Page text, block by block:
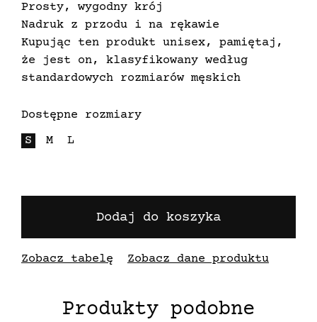
Prosty, wygodny krój
Nadruk z przodu i na rękawie
Kupując ten produkt unisex, pamiętaj,
że jest on, klasyfikowany według
standardowych rozmiarów męskich
Dostępne rozmiary
S
M L
Dodaj do koszyka
Zobacz tabelę Zobacz dane produktu
Produkty podobne